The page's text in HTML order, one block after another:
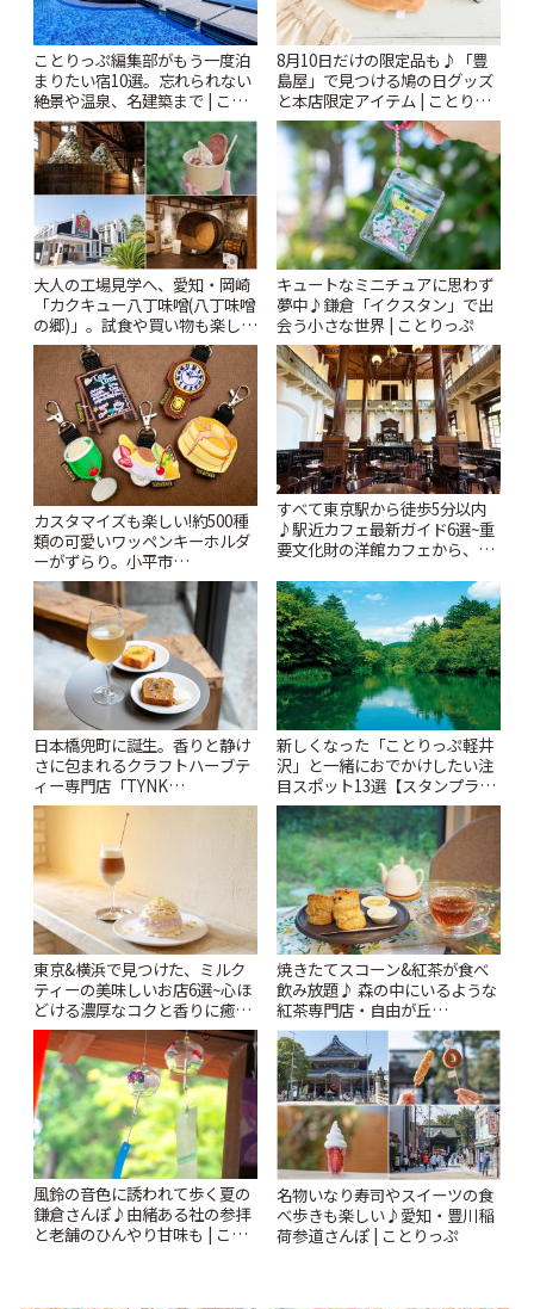
ことりっぷ編集部がもう一度泊
まりたい宿10選。忘れられない
絶景や温泉、名建築まで | こと
りっぷ
8月10日だけの限定品も♪「豊
島屋」で見つける鳩の日グッズ
と本店限定アイテム | ことりっ
ぷ
大人の工場見学へ、愛知・岡崎
「カクキュー八丁味噌(八丁味噌
の郷)」。試食や買い物も楽しみ
♪ | ことりっぷ
キュートなミニチュアに思わず
夢中♪鎌倉「イクスタン」で出
会う小さな世界 | ことりっぷ
カスタマイズも楽しい!約500種
類の可愛いワッペンキーホルダ
ーがずらり。小平市
「Kimamaya T&K」 | ことりっ
ぷ
すべて東京駅から徒歩5分以内
♪駅近カフェ最新ガイド6選~重
要文化財の洋館カフェから、改
りっぷ
日本橋兜町に誕生。香りと静け
さに包まれるクラフトハーブテ
ィー専門店「TYNK
Kabutocho」 | ことりっぷ
新しくなった「ことりっぷ軽井
沢」と一緒におでかけしたい注
目スポット13選【スタンプラリ
ー開催中】 | ことりっぷ
東京&横浜で見つけた、ミルク
ティーの美味しいお店6選~心ほ
どける濃厚なコクと香りに癒や
されるティータイム~ | ことりっ
ぷ
焼きたてスコーン&紅茶が食べ
飲み放題♪ 森の中にいるような
紅茶専門店・自由が丘
「YOTSUBA TEA」でのんびり
時間 | ことりっぷ
風鈴の音色に誘われて歩く夏の
鎌倉さんぽ♪由緒ある社の参拝
と老舗のひんやり甘味も | こと
名物いなり寿司やスイーツの食
べ歩きも楽しい♪愛知・豊川稲
荷参道さんぽ | ことりっぷ